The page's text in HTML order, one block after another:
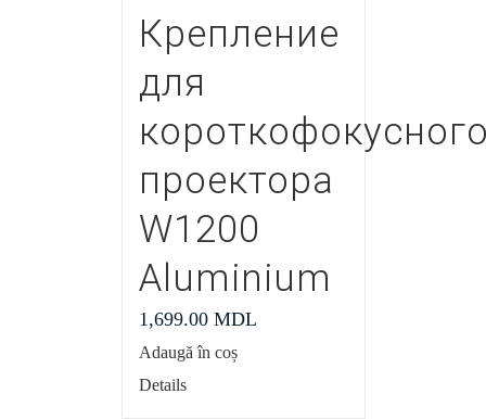
Крепление
для
проектора
W1200
Aluminium
1,699.00 MDL
Adaugă în coș
Details